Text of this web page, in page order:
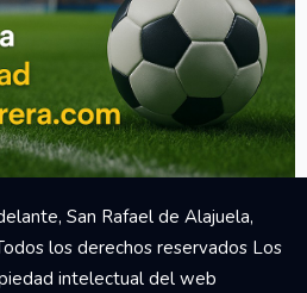
San Rafael de Alajuela,
los derechos reservados Los
intelectual del web